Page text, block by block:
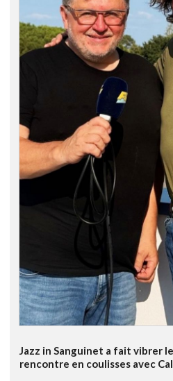
Jazz in Sanguinet a fait vibrer
rencontre en coulisses avec